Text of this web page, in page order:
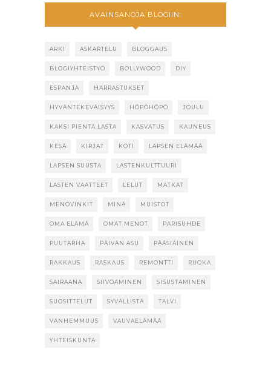
AVAINSANOJA BLOGIIN:
ARKI ASKARTELU BLOGGAUS
BLOGIYHTEISTYÖ BOLLYWOOD DIY
ESPANJA HARRASTUKSET
HYVÄNTEKEVÄISYYS HÖPÖHÖPÖ JOULU
KAKSI PIENTÄ LASTA KASVATUS KAUNEUS
KESÄ KIRJAT KOTI LAPSEN ELÄMÄÄ
LAPSEN SUUSTA LASTENKULTTUURI
LASTEN VAATTEET LELUT MATKAT
MENOVINKIT MINÄ MUISTOT
OMA ELÄMÄ OMAT MENOT PARISUHDE
PUUTARHA PÄIVÄN ASU PÄÄSIÄINEN
RAKKAUS RASKAUS REMONTTI RUOKA
SAIRAANA SIIVOAMINEN SISUSTAMINEN
SUOSITTELUT SYVÄLLISTÄ TALVI
VANHEMMUUS VAUVAELÄMÄÄ
YHTEISKUNTA